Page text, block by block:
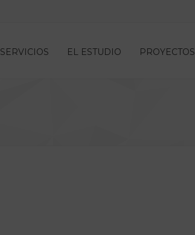
SERVICIOS EL ESTUDIO PROYECTOS